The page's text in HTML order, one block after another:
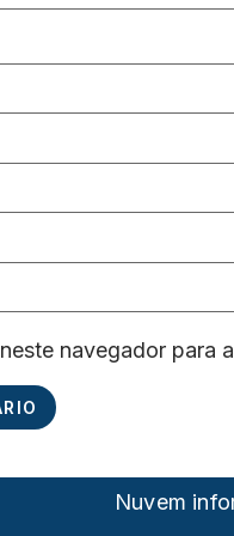
navegador para
Nuvem